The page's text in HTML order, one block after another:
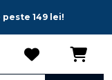
149 lei!